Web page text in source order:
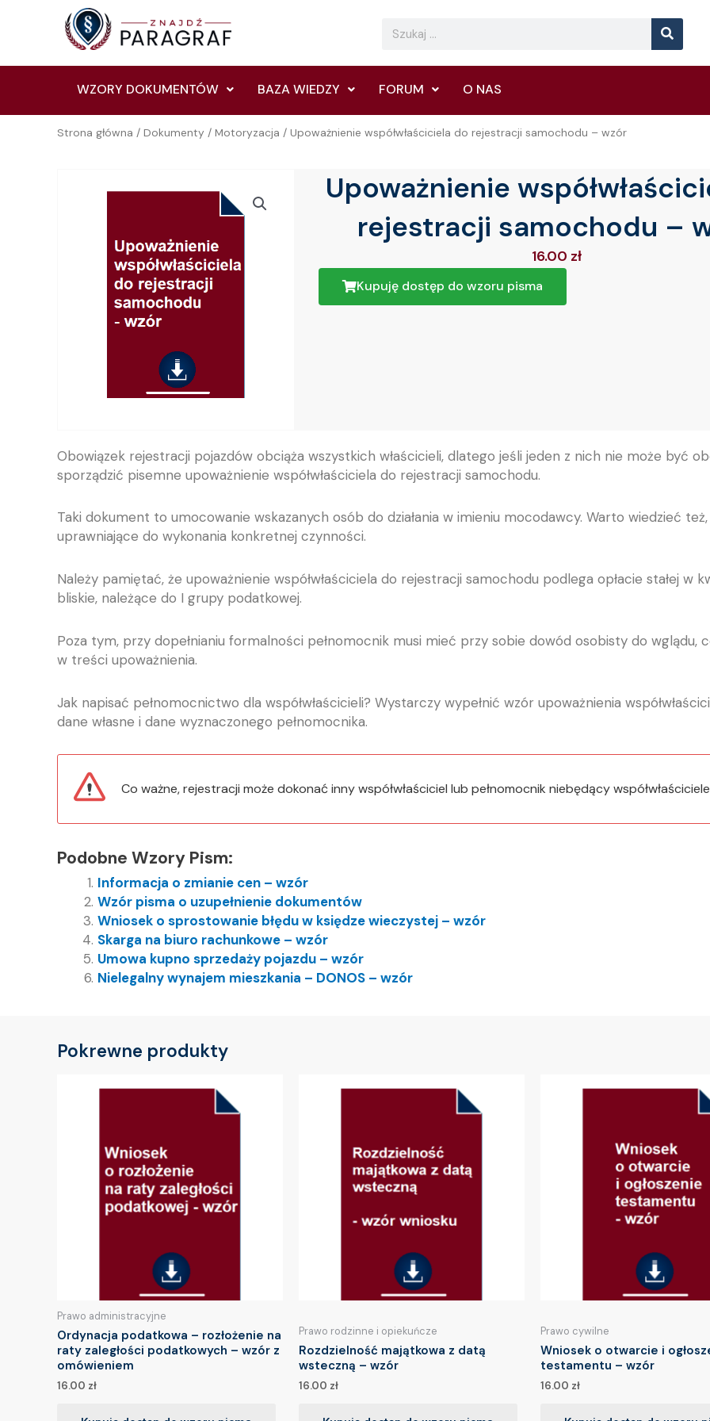
Search
WZORY DOKUMENTÓW BAZA WIEDZY FORUM O NAS
Strona główna / Dokumenty / Motoryzacja / Upoważnienie współwłaściciela do rejestracji samochodu – wzór
Upoważnienie
rejestracji samochodu –
16.00 zł
Kupuję dostęp do wzoru pisma
Obowiązek rejestracji pojazdów obciąża wszystkich właścicieli, dlatego jeśli jeden z nich nie może być
sporządzić pisemne upoważnienie współwłaściciela do rejestracji samochodu.
Taki dokument to umocowanie wskazanych osób do działania w imieniu mocodawcy. Warto wiedzieć
uprawniające do wykonania konkretnej czynności.
Należy pamiętać, że upoważnienie współwłaściciela do rejestracji samochodu podlega opłacie stałej w
bliskie, należące do I grupy podatkowej.
Poza tym, przy dopełnianiu formalności pełnomocnik musi mieć przy sobie dowód osobisty do
w treści upoważnienia.
Jak napisać pełnomocnictwo dla współwłaścicieli? Wystarczy wypełnić wzór upoważnienia
dane własne i dane wyznaczonego pełnomocnika.
Co ważne, rejestracji może dokonać inny współwłaściciel lub pełnomocnik niebędący
Podobne Wzory Pism:
Informacja o zmianie cen – wzór
Wzór pisma o uzupełnienie dokumentów
Wniosek o sprostowanie błędu w księdze wieczystej – wzór
Skarga na biuro rachunkowe – wzór
Umowa kupno sprzedaży pojazdu – wzór
Nielegalny wynajem mieszkania – DONOS – wzór
Pokrewne produkty
Prawo administracyjne
Ordynacja podatkowa – rozłożenie na
raty zaległości podatkowych – wzór z
omówieniem
16.00 zł
Prawo rodzinne i opiekuńcze
Rozdzielność majątkowa z datą
wsteczną – wzór
16.00 zł
Prawo cywilne
Wniosek o otwarcie i
testamentu – wzór
16.00 zł